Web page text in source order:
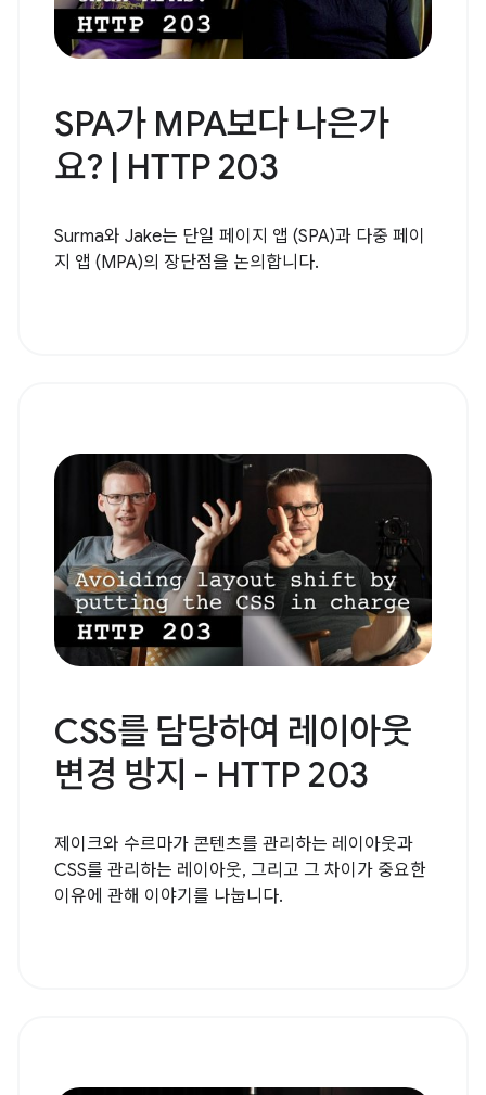
SPA가 MPA보다 나은가
요? | HTTP 203
Surma와 Jake는 단일 페이지 앱 (SPA)과 다중 페이
지 앱 (MPA)의 장단점을 논의합니다.
CSS를 담당하여 레이아웃
변경 방지 - HTTP 203
제이크와 수르마가 콘텐츠를 관리하는 레이아웃과
CSS를 관리하는 레이아웃, 그리고 그 차이가 중요한
이유에 관해 이야기를 나눕니다.